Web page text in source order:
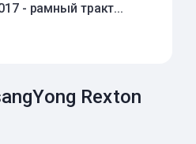
- рамный тракт...
Rexton